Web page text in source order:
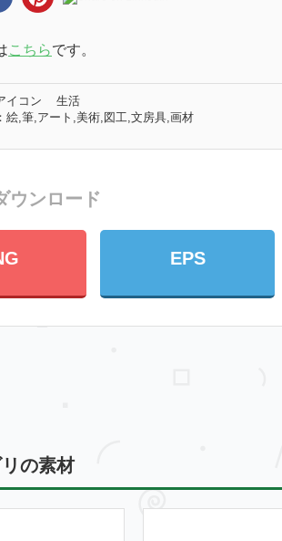
こちらです。
イコン
生活
絵,筆,アート,美術,図工,文房具,画材
ウンロード
EPS
の素材